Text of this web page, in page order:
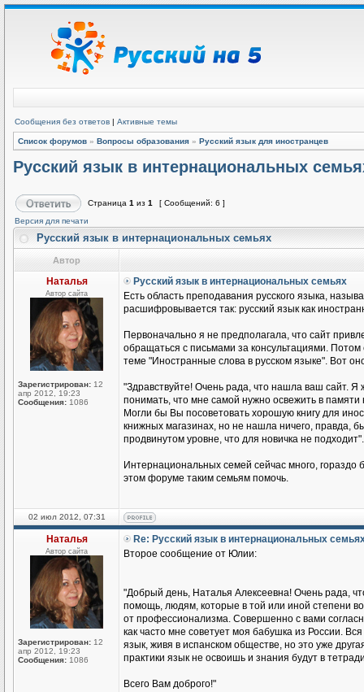
Сообщения без ответов | Активные темы
Список форумов » Вопросы образования » Русский язык для иностранцев
Русский язык в интернациональных
Страница 1 из 1
[ Сообщений: 6 ]
Версия для печати
Русский язык в интернациональных семьях
Автор
Наталья
Автор сайта
Зарегистрирован: 12
апр 2012, 19:23
Сообщения: 1086
Русский язык в интернациональных семьях
Есть область преподавания русского языка,
расшифровывается так: русский язык как
Первоначально я не предполагала, что сайт
обращаться с письмами за консультациями.
теме "Иностранные слова в русском языке". Вот
"Здравствуйте! Очень рада, что нашла ваш сайт. Я
понимать, что мне самой нужно освежить в памяти
Могли бы Вы посоветовать хорошую книгу для
книжных магазинах, но не нашла ничего, правда,
продвинутом уровне, что для новичка не подходит".
Интернациональных семей сейчас много,
этом форуме таким семьям помочь.
02 июл 2012, 07:31
Наталья
Автор сайта
Зарегистрирован: 12
апр 2012, 19:23
Сообщения: 1086
Re: Русский язык в интернациональных
Второе сообщение от Юлии:
"Добрый день, Наталья Алексеевна! Очень рада,
помощь, людям, которые в той или иной степени
от профессионализма. Совершенно с вами
как часто мне советует моя бабушка из России.
язык, живя в испанском обществе, но это уже
практики язык не освоишь и знания будут в
Всего Вам доброго!"